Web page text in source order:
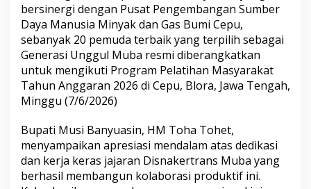
n
Q
u
o
a
P
r
a
m
P
bersinergi dengan Pusat Pengembangan Sumber
Daya Manusia Minyak dan Gas Bumi Cepu,
sebanyak 20 pemuda terbaik yang terpilih sebagai
Generasi Unggul Muba resmi diberangkatkan
untuk mengikuti Program Pelatihan Masyarakat
Tahun Anggaran 2026 di Cepu, Blora, Jawa Tengah,
Minggu (7/6/2026)
Bupati Musi Banyuasin, HM Toha Tohet,
menyampaikan apresiasi mendalam atas dedikasi
dan kerja keras jajaran Disnakertrans Muba yang
berhasil membangun kolaborasi produktif ini.